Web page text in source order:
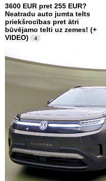
3600 EUR pret 255 EUR?
Neatradu auto jumta telts
priekšrocības pret ātri
būvējamo telti uz zemes! (+
VIDEO)
4